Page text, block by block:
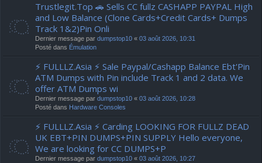
Trustlegit.Top 🚗 Sells CC fullz CASHAPP PAYPAL High
and Low Balance (Clone Cards+Credit Cards+ Dumps
Track 1&2)Pin Onli
Dernier message par dumpstop10 « 03 août 2026, 10:31
Posté dans Émulation
⚡ FULLLZ.Asia ⚡ Sale Paypal/Cashapp Balance Ebt'Pin
ATM Dumps with Pin include Track 1 and 2 data. We
offer ATM Dumps wi
Dernier message par dumpstop10 « 03 août 2026, 10:28
Posté dans Hardware Consoles
⚡ FULLLZ.Asia ⚡ Carding LOOKING FOR FULLZ DEAD
UK EBT+PIN DUMPS+PIN SUPPLY Hello everyone,
We are looking for CC DUMPS+P
Dernier message par dumpstop10 « 03 août 2026, 10:27